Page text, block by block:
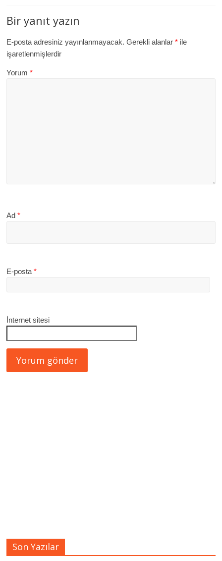
Bir yanıt yazın
E-posta adresiniz yayınlanmayacak. Gerekli alanlar* ile
işaretlenmişlerdir
Yorum*
Ad*
E-posta*
İnternet sitesi
Son Yazılar